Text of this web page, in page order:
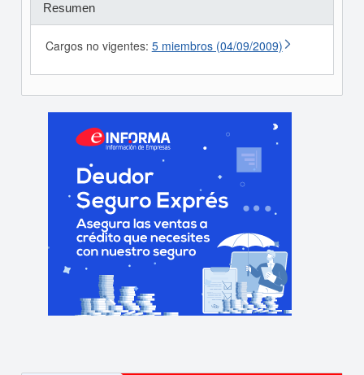
Resumen
Cargos no vigentes: 5 miembros (04/09/2009)